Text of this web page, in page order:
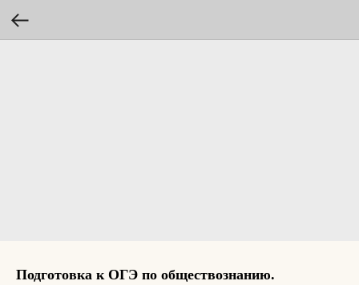
Подготовка к ОГЭ по обществознанию.